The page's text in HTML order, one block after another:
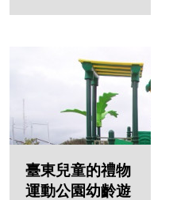
臺東兒童的禮物
運動公園幼齡遊